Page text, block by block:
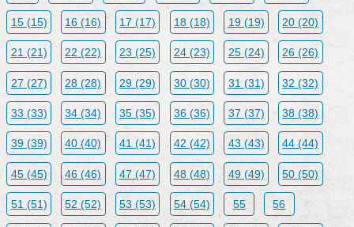
15 (15) 16 (16) 17 (17) 18 (18) 19 (19) 20 (20)
21 (21) 22 (22) 23 (25) 24 (23) 25 (24) 26 (26)
27 (27) 28 (28) 29 (29) 30 (30) 31 (31) 32 (32)
33 (33) 34 (34) 35 (35) 36 (36) 37 (37) 38 (38)
39 (39) 40 (40) 41 (41) 42 (42) 43 (43) 44 (44)
45 (45) 46 (46) 47 (47) 48 (48) 49 (49) 50 (50)
51 (51) 52 (52) 53 (53) 54 (54) 55 56